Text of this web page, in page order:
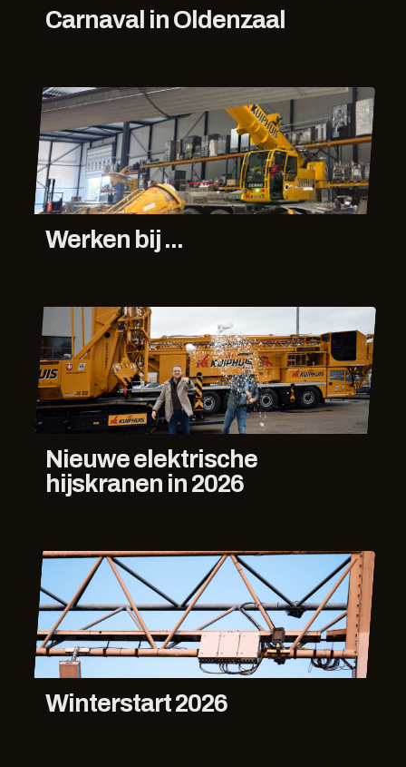
Carnaval in Oldenzaal
Werken bij ...
Nieuwe elektrische
hijskranen in 2026
Winterstart 2026